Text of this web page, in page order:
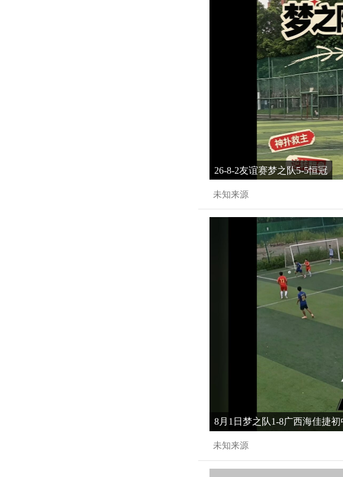
26-8-2友谊赛梦之队5-5恒冠
未知来源
8月1日梦之队1-8广西海佳捷初
未知来源